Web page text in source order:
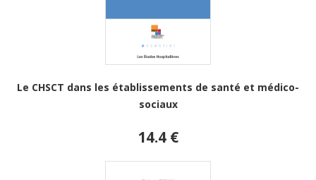
Le CHSCT dans les établissements de santé et médico-
sociaux
14.4 €